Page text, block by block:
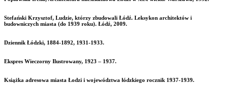
Stefański Krzysztof, Ludzie, którzy zbudowali Łódź. Leksykon architektów i
budowniczych miasta (do 1939 roku). Łódź, 2009.
Dziennik Łódzki, 1884-1892, 1931-1933.
Ekspres Wieczorny Ilustrowany, 1923 – 1937.
Książka adresowa miasta Łodzi i województwa łódzkiego rocznik 1937-1939.